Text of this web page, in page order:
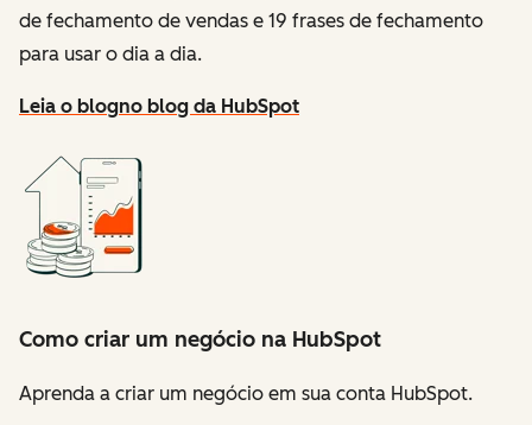
de fechamento de vendas e 19 frases de fechamento
para usar o dia a dia.
Leia o blogno blog da HubSpot
Como criar um negócio na HubSpot
Aprenda a criar um negócio em sua conta HubSpot.